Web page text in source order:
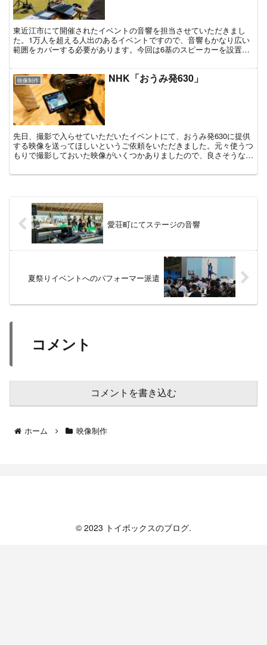
東近江市にて開催されたイベントの音響を担当させていただきまし
た。1万人を超える人出のあるイベントですので、音響もかなり広い
範囲をカバーする必要があります。今回は6基のスピーカーを設置し
映像制作 NHK「おうみ発630」
先日、撮影で入らせていただいたイベントにて、おうみ発630に提供
する映像を送ってほしいというご依頼をいただきました。元々使うつ
もりで撮影しておいた映像がいくつかありましたので、良さそうなも
愛荘町にてステージの音響
夏祭りイベントへのパフォーマー派遣
コメント
コメントを書き込む
ホーム 映像制作
© 2023 トイボックスのブログ.